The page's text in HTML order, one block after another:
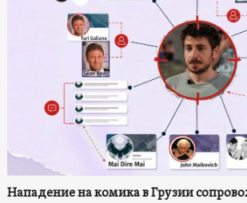
Нападение на комика в Грузии